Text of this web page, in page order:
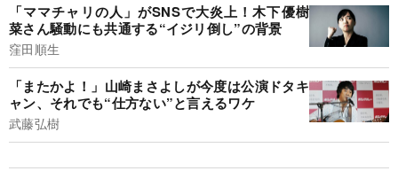
「ママチャリの人」がSNSで大炎上！木下優樹
菜さん騒動にも共通する“イジリ倒し”の背景
窪田順生
「またかよ！」山崎まさよしが今度は公演ドタキ
ャン、それでも“仕方ない”と言えるワケ
武藤弘樹